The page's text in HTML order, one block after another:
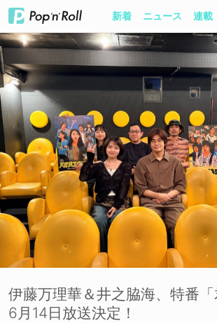
新着 ニュース 連載
伊藤万理華＆井之脇海、特番「
6月14日放送決定！